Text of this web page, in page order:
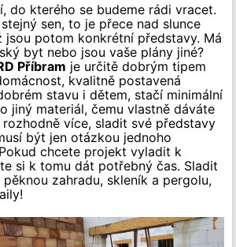
do kterého se budeme rádi vracet.
sen, to je přece nad slunce
jsou potom konkrétní představy. Má
byt nebo jsou vaše plány jiné?
Příbram je určitě dobrým tipem
kvalitně postavená
stavu i dětem, stačí minimální
jiný materiál, čemu vlastně dáváte
více, sladit své představy
být jen otázkou jednoho
chcete projekt vyladit k
si k tomu dát potřebný čas. Sladit
zahradu, skleník a pergolu,